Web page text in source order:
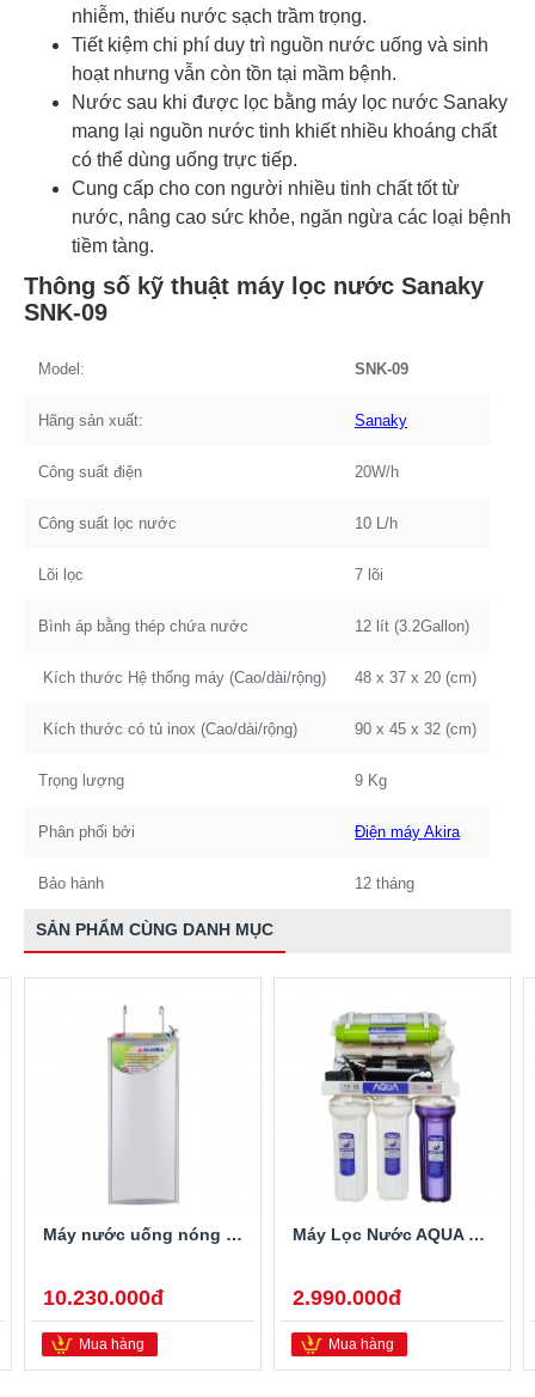
nhiễm, thiếu nước sạch trầm trọng.
Tiết kiệm chi phí duy trì nguồn nước uống và sinh
hoạt nhưng vẫn còn tồn tại mầm bệnh.
Nước sau khi được lọc bằng máy lọc nước Sanaky
mang lại nguồn nước tinh khiết nhiều khoáng chất
có thể dùng uống trực tiếp.
Cung cấp cho con người nhiều tinh chất tốt từ
nước, nâng cao sức khỏe, ngăn ngừa các loại bệnh
tiềm tàng.
Thông số kỹ thuật máy lọc nước Sanaky
SNK-09
Model: SNK-09
Hãng sản xuất: Sanaky
Công suất điện 20W/h
Công suất lọc nước 10 L/h
Lõi lọc 7 lõi
Bình áp bằng thép chứa nước 12 lít (3.2Gallon)
Kích thước Hệ thống máy (Cao/dài/rộng) 48 x 37 x 20 (cm)
Kích thước có tủ inox (Cao/dài/rộng) 90 x 45 x 32 (cm)
Trọng lượng 9 Kg
Phân phối bởi Điện máy Akira
Bảo hành 12 tháng
SẢN PHẨM CÙNG DANH MỤC
Máy nước uống nóng lạnh Alaska HC-450H
10.230.000đ
Mua hàng
Máy Lọc Nước AQUA THA-0308N Không Vỏ 8 Cấp Lọc
2.990.000đ
Mua hàng